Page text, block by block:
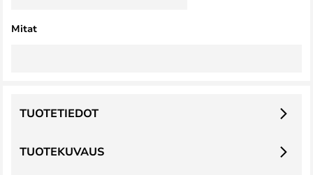
Mitat
TUOTEKUVAUS
TUOTETIEDOT